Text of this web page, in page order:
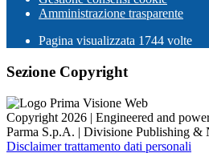
Amministrazione trasparente
Pagina visualizzata 1744 volte
Sezione Copyright
Copyright 2026 | Engineered and
Parma S.p.A. | Divisione Publishing &
Disclaimer trattamento dati personali